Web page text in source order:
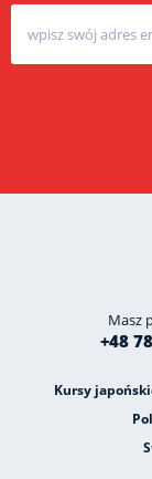
Masz
+48
Kursy